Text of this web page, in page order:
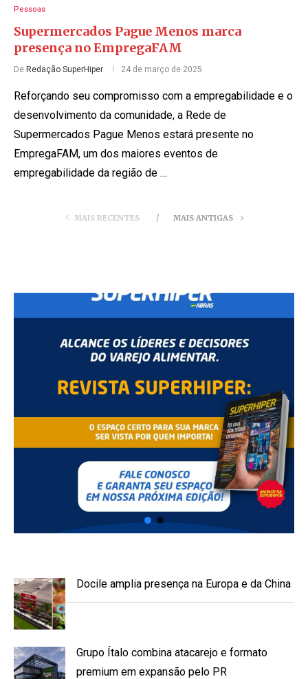
Pessoas
Supermercados Pague Menos marca
presença no EmpregaFAM
De Redação SuperHiper 24 de março de 2025
Reforçando seu compromisso com a empregabilidade e o
desenvolvimento da comunidade, a Rede de
Supermercados Pague Menos estará presente no
EmpregaFAM, um dos maiores eventos de
empregabilidade da região de …
MAIS RECENTES MAIS ANTIGAS
Docile amplia presença na Europa e da China
Grupo Ítalo combina atacarejo e formato
premium em expansão pelo PR